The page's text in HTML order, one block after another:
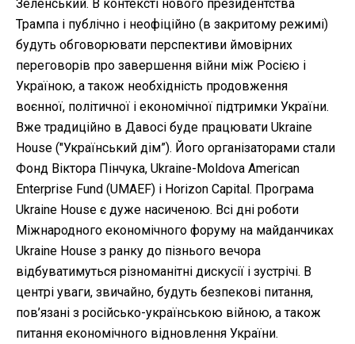
Зеленський. В контексті нового президентства
Трампа і публічно і неофіційно (в закритому режимі)
будуть обговорювати перспективи ймовірних
переговорів про завершення війни між Росією і
Україною, а також необхідність продовження
воєнної, політичної і економічної підтримки України.
Вже традиційно в Давосі буде працювати Ukraine
House ("Український дім”). Його організаторами стали
Фонд Віктора Пінчука, Ukraine-Moldova American
Enterprise Fund (UMAEF) і Horizon Capital. Програма
Ukraine House є дуже насиченою. Всі дні роботи
Міжнародного економічного форуму на майданчиках
Ukraine House з ранку до пізнього вечора
відбуватимуться різноманітні дискусії і зустрічі. В
центрі уваги, звичайно, будуть безпекові питання,
пов’язані з російсько-українською війною, а також
питання економічного відновлення України.